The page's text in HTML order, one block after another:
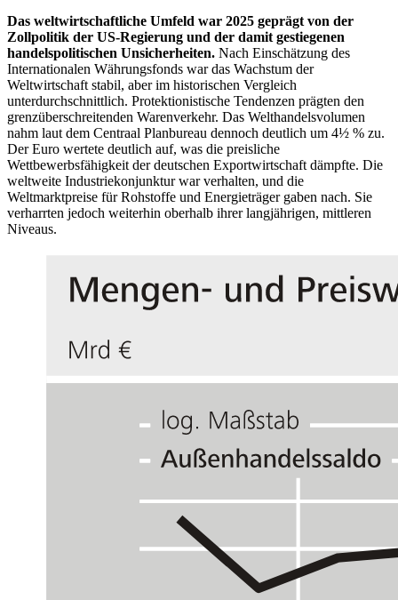
Das weltwirtschaftliche Umfeld war 2025 geprägt von der
Zollpolitik der US-Regierung und der damit gestiegenen
handelspolitischen Unsicherheiten. Nach Einschätzung des
Internationalen Währungsfonds war das Wachstum der
Weltwirtschaft stabil, aber im historischen Vergleich
unterdurchschnittlich. Protektionistische Tendenzen prägten den
grenzüberschreitenden Warenverkehr. Das Welthandelsvolumen
nahm laut dem Centraal Planbureau dennoch deutlich um 4½ % zu.
Der Euro wertete deutlich auf, was die preisliche
Wettbewerbsfähigkeit der deutschen Exportwirtschaft dämpfte. Die
weltweite Industriekonjunktur war verhalten, und die
Weltmarktpreise für Rohstoffe und Energieträger gaben nach. Sie
verharrten jedoch weiterhin oberhalb ihrer langjährigen, mittleren
Niveaus.